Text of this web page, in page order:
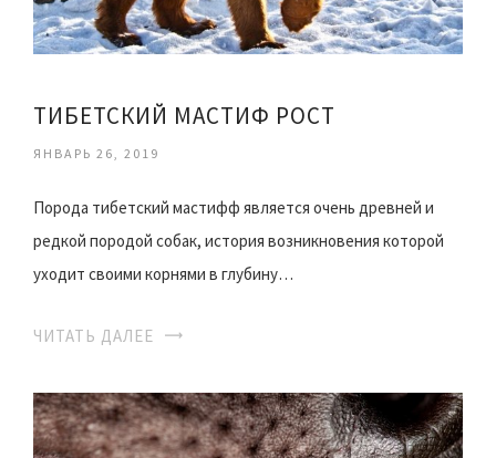
ТИБЕТСКИЙ МАСТИФ РОСТ
ЯНВАРЬ 26, 2019
Порода тибетский мастифф является очень древней и
редкой породой собак, история возникновения которой
уходит своими корнями в глубину…
ЧИТАТЬ ДАЛЕЕ